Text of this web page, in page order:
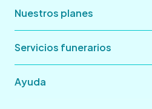
Nuestros planes
Servicios funerarios
Ayuda